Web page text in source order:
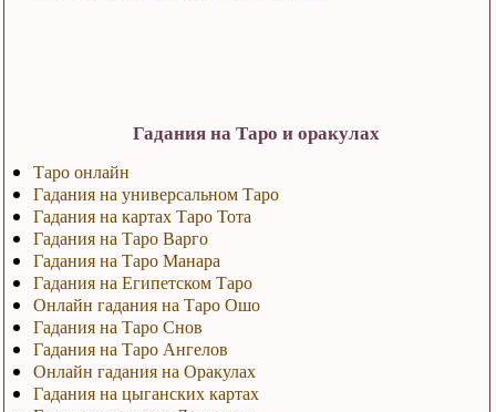
Гадания на Таро и оракулах
Таро онлайн
Гадания на универсальном Таро
Гадания на картах Таро Тота
Гадания на Таро Варго
Гадания на Таро Манара
Гадания на Египетском Таро
Онлайн гадания на Таро Ошо
Гадания на Таро Снов
Гадания на Таро Ангелов
Онлайн гадания на Оракулах
Гадания на цыганских картах